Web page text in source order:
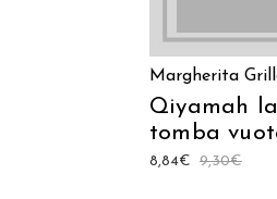
Margherita
Qiyamah la
tomba
9,30€
8,84€